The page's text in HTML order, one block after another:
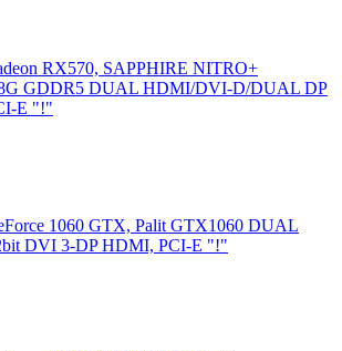
RX570, SAPPHIRE NITRO+
GDDR5 DUAL HDMI/DVI-D/DUAL DP
E "!"
1060 GTX, Palit GTX1060 DUAL
DVI 3-DP HDMI, PCI-E "!"